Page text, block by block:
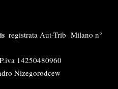
registrata Aut-Trib Milano n°
14250480960
Nizegorodcew